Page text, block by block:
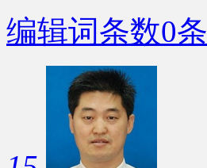
编辑词条数0条